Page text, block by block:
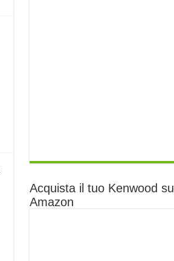
Acquista il tuo Kenwood su
Amazon